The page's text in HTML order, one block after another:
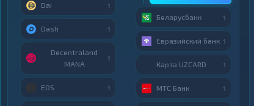
Dai 1
Dash 1
Decentraland
MANA
1
EOS 1
Беларусбанк 1
Евразийский банк 1
Карта UZCARD 1
МТС Банк 1